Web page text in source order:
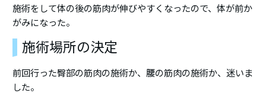
施術をして体の後の筋肉が伸びやすくなったので、体が前か
がみになった。
施術場所の決定
前回行った臀部の筋肉の施術か、腰の筋肉の施術か、迷いま
した。